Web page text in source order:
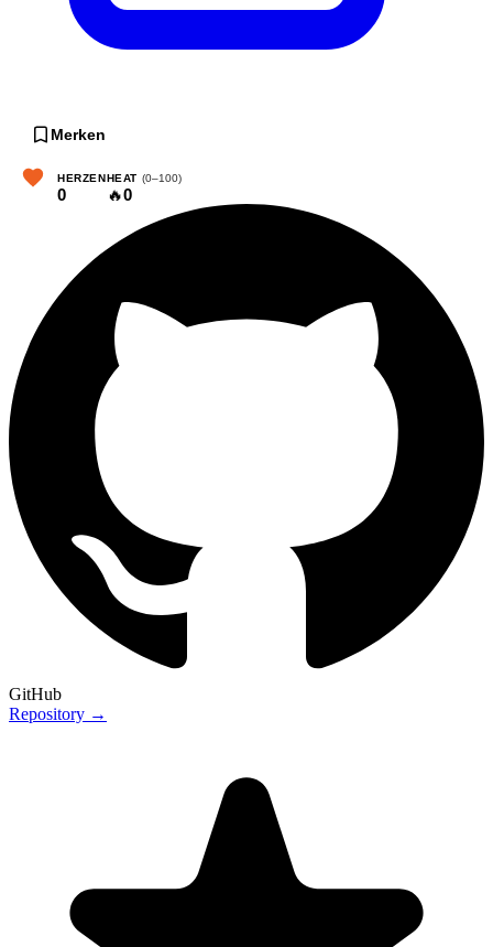
Merken
HERZEN
0
HEAT (0–100)
🔥0
GitHub
Repository →